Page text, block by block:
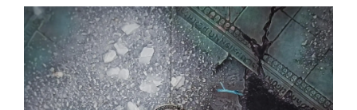
Z
WYRZUTNIĄ
RAKIET
(PREZENTACJA)